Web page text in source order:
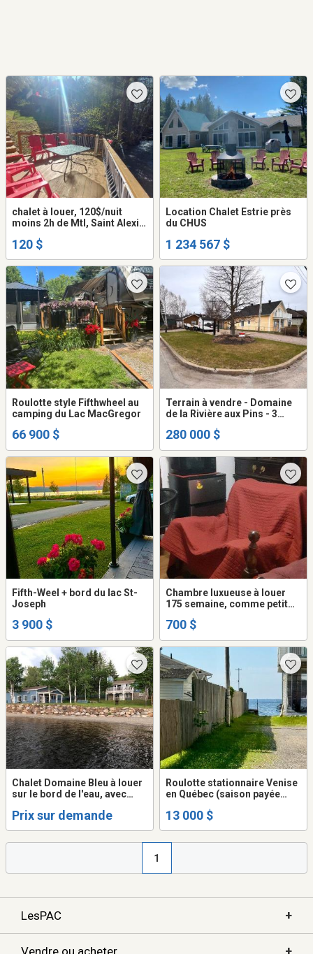
chalet à louer, 120$/nuit
moins 2h de Mtl, Saint Alexis
120 $
Location Chalet Estrie près
du CHUS
1 234 567 $
Roulotte style Fifthwheel au
camping du Lac MacGregor
66 900 $
Terrain à vendre - Domaine
de la Rivière aux Pins - 3
280 000 $
Fifth-Weel + bord du lac St-
Joseph
3 900 $
Chambre luxueuse à louer
175 semaine, comme petit
700 $
Chalet Domaine Bleu à louer
sur le bord de l'eau, avec
Pohénégamook dans la
région du Témiscouata
Prix sur demande
Roulotte stationnaire Venise
en Québec (saison payée
13 000 $
1
LesPAC +
Vendre ou acheter +